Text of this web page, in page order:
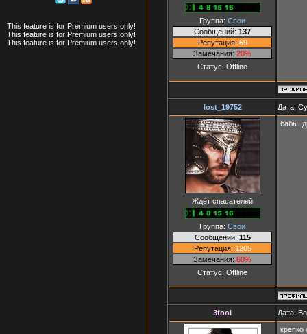
This feature is for Premium users only!
This feature is for Premium users only!
This feature is for Premium users only!
Группа: Свои
Сообщений: 137
Репутация: 69
Замечания: 20%
Статус: Offline
lost_19752 Дата:
Ждёт спасателей
Группа: Свои
Сообщений: 115
Репутация: 1205
Замечания: 60%
Статус: Offline
бабы,
3fool Дата: